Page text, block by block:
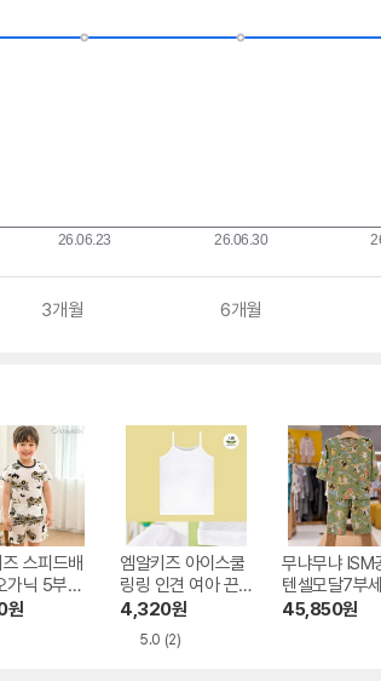
3개월 6개월
스피드배
가닉 5부쟈
원
엠알키즈 아이스쿨
링링 인견 여아 끈
나시 런닝 T10083
3 아동 키즈 섬유 보
들보들 1매
4,320원
5.0 (2)
무냐무냐 ISM
텐셀모달7부
2
45,850원